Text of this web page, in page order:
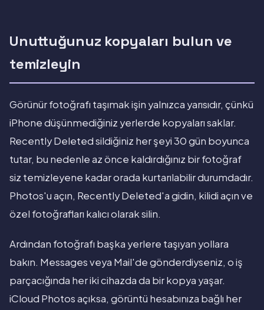
Unuttuğunuz kopyaları bulun ve
temizleyin
Görünür fotoğrafı taşımak işin yalnızca yarısıdır, çünkü
iPhone düşünmediğiniz yerlerde kopyaları saklar.
Recently Deleted sildiğiniz her şeyi 30 gün boyunca
tutar, bu nedenle az önce kaldırdığınız bir fotoğraf
siz temizleyene kadar orada kurtarılabilir durumdadır.
Photos'u açın, Recently Deleted'a gidin, kilidi açın ve
özel fotoğrafları kalıcı olarak silin.
Ardından fotoğrafı başka yerlere taşıyan yollara
bakın. Messages veya Mail'de gönderdiyseniz, o iş
parçacığında her iki cihazda da bir kopya yaşar.
iCloud Photos açıksa, görüntü hesabınıza bağlı her